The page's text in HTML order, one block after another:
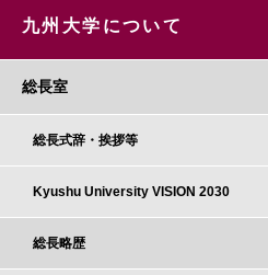
九州大学について
総長室
総長式辞・挨拶等
Kyushu University VISION 2030
総長略歴